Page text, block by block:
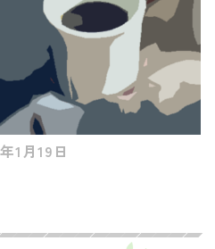
12月3日
もできるの？ サービス付き